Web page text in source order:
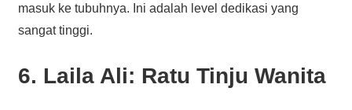
masuk ke tubuhnya. Ini adalah level dedikasi yang
sangat tinggi.
6. Laila Ali: Ratu Tinju Wanita